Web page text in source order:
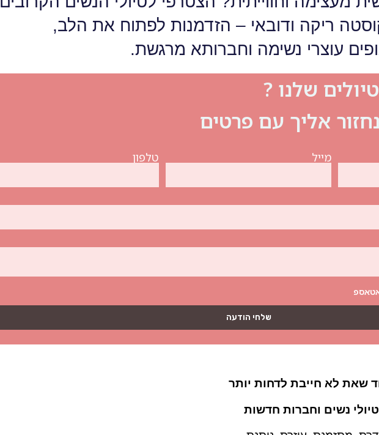
ריקה ודובאי – הזדמנות לפתוח את הלב,
עוצרי נשימה וחברותא מרגשת.
שלנו ?
אליך עם פרטים
מייל טלפון
שלחי הודעה
שאת לא חייבת לדחות יותר
נשים וחברות חדשות